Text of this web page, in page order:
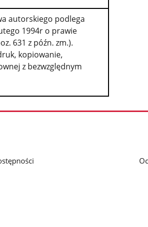
autorskiego podlega
1994r o prawie
631 z późn. zm.).
kopiowanie,
z bezwzględnym